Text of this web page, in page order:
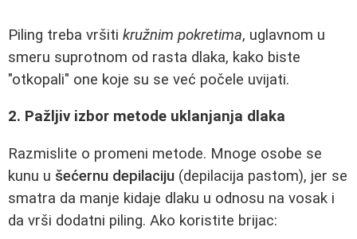
Piling treba vršiti kružnim pokretima, uglavnom u
smeru suprotnom od rasta dlaka, kako biste
"otkopali" one koje su se već počele uvijati.
2. Pažljiv izbor metode uklanjanja dlaka
Razmislite o promeni metode. Mnoge osobe se
kunu u šećernu depilaciju (depilacija pastom), jer se
smatra da manje kidaje dlaku u odnosu na vosak i
da vrši dodatni piling. Ako koristite brijac: